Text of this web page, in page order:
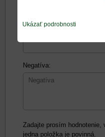
Negatíva:
Zadajte prosím hodnotenie,
jedna položka je povinná.
Ukázať podrobnosti